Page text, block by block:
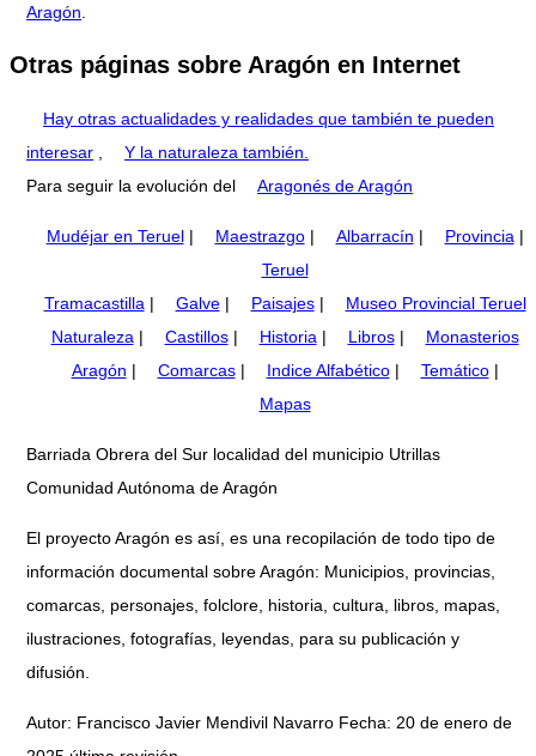
Aragón
Otras páginas sobre Aragón en Internet
Hay otras actualidades y realidades que también te pueden
interesar
Y la naturaleza también.
Para seguir la evolución del
Aragonés de Aragón
Mudéjar en Teruel| Maestrazgo| Albarracín | Provincia |
Teruel
Tramacastilla | Galve| Paisajes|
Museo Provincial Teruel
Naturaleza | Castillos| Historia | Libros|
Monasterios
Aragón | Comarcas| Indice Alfabético| Temático|
Mapas
Barriada Obrera del Sur localidad del municipio Utrillas
Comunidad Autónoma de Aragón
El proyecto Aragón es así, es una recopilación de todo tipo de
información documental sobre Aragón: Municipios, provincias,
comarcas, personajes, folclore, historia, cultura, libros, mapas,
ilustraciones, fotografías, leyendas, para su publicación y
difusión.
Autor: Francisco Javier Mendivil Navarro Fecha: 20 de enero de